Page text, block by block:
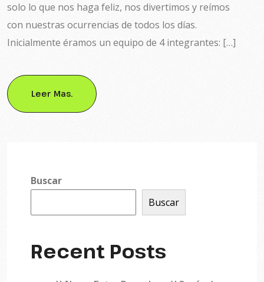
solo lo que nos haga feliz, nos divertimos y reímos
con nuestras ocurrencias de todos los días.
Inicialmente éramos un equipo de 4 integrantes: […]
Leer Mas.
Buscar
Buscar
Recent Posts